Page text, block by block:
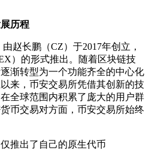
历程
赵长鹏（CZ）于2017年创立，
）的形式推出。随着区块链技
渐转型为一个功能齐全的中心化
来，币安交易所凭借其创新的技
全球范围内积累了庞大的用户群
币交易对方面，币安交易所始终
推出了自己的原生代币